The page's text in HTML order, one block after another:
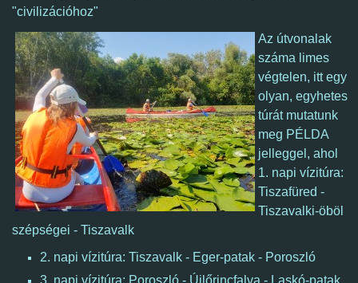
"civilizációhoz"
Az útvonalak
száma limes
végtelen, itt egy
olyan, egyhetes
túrát mutatunk
meg PÉLDA
jelleggel, ahol
1. napi vízitúra:
Tiszafüred -
Tiszavalki-öböl
szépségei - Tiszavalk
2. napi vízitúra: Tiszavalk - Eger-patak - Poroszló
3. napi vízitúra: Poroszló - Újlőrincfalva - Laskó-patak